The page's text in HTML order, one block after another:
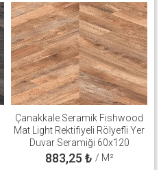
Çanakkale Seramik Fishwood
Mat Light Rektifiyeli Rölyefli Yer
Duvar Seramiği 60x120
310100503125
883,25 ₺ / M²